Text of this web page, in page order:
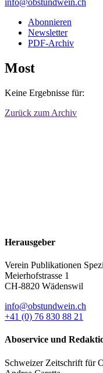
Abonnieren
Newsletter
PDF-Archiv
Most
Keine Ergebnisse für:
Zurück zum Archiv
Herausgeber
Verein Publikationen
Meierhofstrasse 1
CH-8820 Wädenswil
info@obstundwein.ch
+41 (0) 76 830 88 21
Aboservice und
Schweizer Zeitschrift für